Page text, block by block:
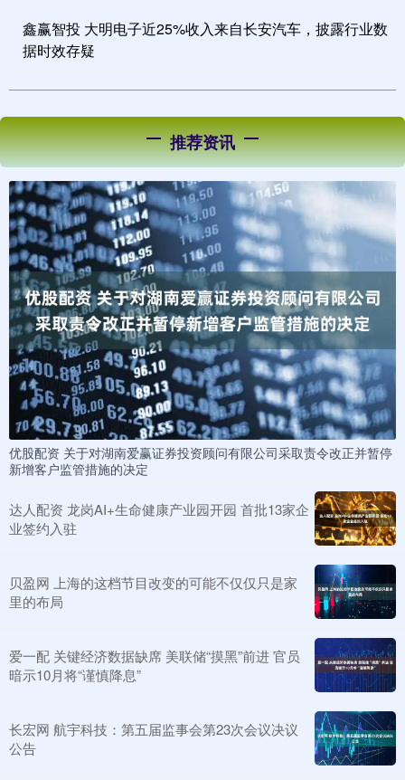
鑫赢智投 大明电子近25%收入来自长安汽车，披露行业数
据时效存疑
推荐资讯
优股配资 关于对湖南爱赢证券投资顾问有限公司采取责令改正并暂停
新增客户监管措施的决定
达人配资 龙岗AI+生命健康产业园开园 首批13家企
业签约入驻
贝盈网 上海的这档节目改变的可能不仅仅只是家
里的布局
爱一配 关键经济数据缺席 美联储“摸黑”前进 官员
暗示10月将“谨慎降息”
长宏网 航宇科技：第五届监事会第23次会议决议
公告